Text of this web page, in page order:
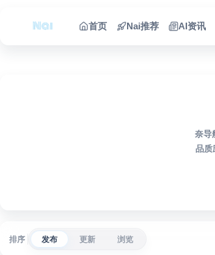
首页
Nai推荐 AI资讯
奈导
品质
排序 发布 更新 浏览